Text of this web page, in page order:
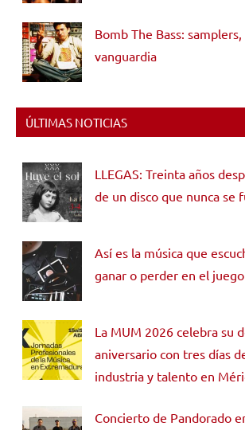
Bomb The Bass:
vanguardia
ÚLTIMAS NOTICIAS
LLEGAS: Treinta años
de un disco que nunca se
Así es la música que
ganar o perder en el
La MUM 2026 celebra su
aniversario con tres días
industria y talento en
Concierto de Pandorado